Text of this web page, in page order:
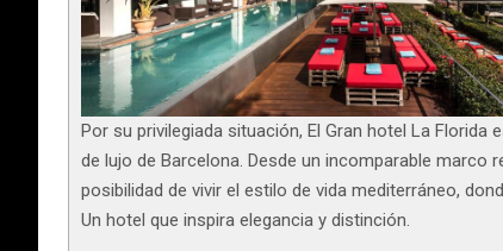
Por su privilegiada situación, El Gran hotel La
de lujo de Barcelona. Desde un incomparable
posibilidad de vivir el estilo de vida mediterráneo,
Un hotel que inspira elegancia y distinción.